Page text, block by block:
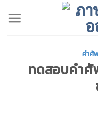
คำศั
ทดสอบคำศั